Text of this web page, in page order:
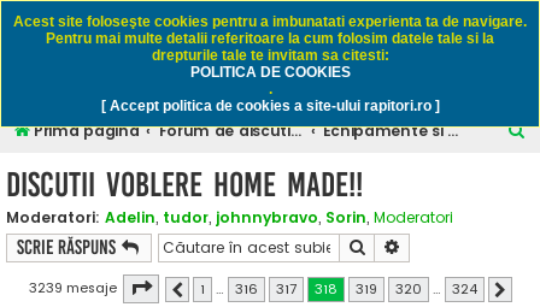
Rapitori.ro - Pescuit sportiv
Prima pagină Forum de discutii despre pescuitul rapitorilor Echipamente si accesorii
C
DISCUTII VOBLERE HOME MADE!!
Moderatori: Adelin, tudor, johnnybravo, Sorin, Moderatori
Scrie răspuns Căutare
3239 mesaje Pagina din324
Anterior
1 … 316 317 318 319 320 … 324
Acest site foloseşte cookies pentru a imbunatati experienta ta de navigare.
Pentru mai multe detalii referitoare la cum folosim datele tale si la
drepturile tale te invitam sa citesti:
POLITICA DE COOKIES
.
[ Accept politica de cookies a site-ului rapitori.ro ]